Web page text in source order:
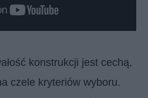
konstrukcji jest cechą,
czele kryteriów wyboru.